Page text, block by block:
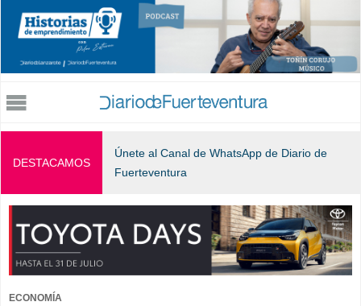
Jump to navigation
DESTACAMOS
Únete al Canal de WhatsApp de Diario de
Fuerteventura
ECONOMÍA